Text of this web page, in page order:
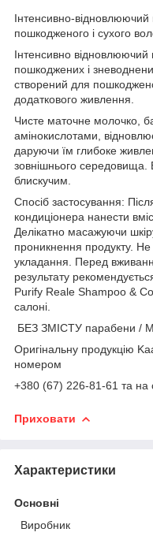
Інтенсивно-
пошкодженого і сухого
Інтенсивно
пошкоджених і
створений для
додаткового живлення.
Чисте маточне молочко,
амінокислотами,
даруючи їм глибоке
зовнішнього середовища.
блискучим.
Спосіб застосування:
кондиціонера нанести
Делікатно масажуючи
проникнення продукту. Не
укладання. Перед
результату
Purify Reale Shampoo &
салоні.
БЕЗ ЗМІСТУ парабени /
Оригінальну продукцію
номером
+380 (67) 226-81-61 та на
Приховати
Характеристики
Основні
Виробник